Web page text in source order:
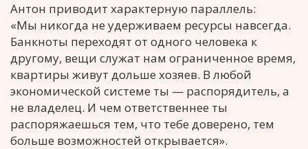
Антон приводит характерную параллель:
«Мы никогда не удерживаем ресурсы навсегда.
Банкноты переходят от одного человека к
другому, вещи служат нам ограниченное время,
квартиры живут дольше хозяев. В любой
экономической системе ты — распорядитель, а
не владелец. И чем ответственнее ты
распоряжаешься тем, что тебе доверено, тем
больше возможностей открывается».